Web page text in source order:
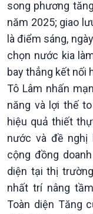
song phương
năm 2025; giao
là điểm sáng,
chọn nước kia
bay thẳng kết nối
Tô Lâm nhấn
năng và lợi thế
hiệu quả thiết
nước và đề
cộng đồng
diện tại thị
nhất trí nâng
Toàn diện Tăng